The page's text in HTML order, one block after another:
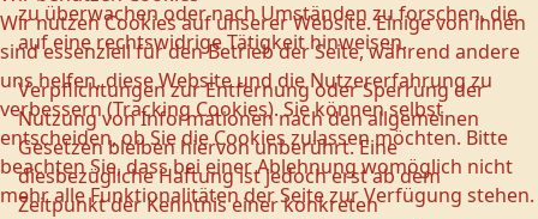
zu überwachen oder nach Umständen zu forschen, die
auf eine rechtswidrige Tätigkeit hinweisen.
Verpflichtungen zur Entfernung oder Sperrung der
Nutzung von Informationen nach den allgemeinen
Gesetzen bleiben hiervon unberührt. Eine
diesbezügliche Haftung ist jedoch erst ab dem
Zeitpunkt der Kenntnis einer konkreten
Wir nutzen Cookies auf unserer Website. Einige von ihnen
sind essenziell für den Betrieb der Seite, während andere
uns helfen, diese Website und die Nutzererfahrung zu
verbessern (Tracking Cookies). Sie können selbst
entscheiden, ob Sie die Cookies zulassen möchten. Bitte
beachten Sie, dass bei einer Ablehnung womöglich nicht
mehr alle Funktionalitäten der Seite zur Verfügung stehen.